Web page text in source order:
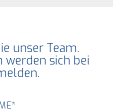
unser Team.
werden sich bei
*